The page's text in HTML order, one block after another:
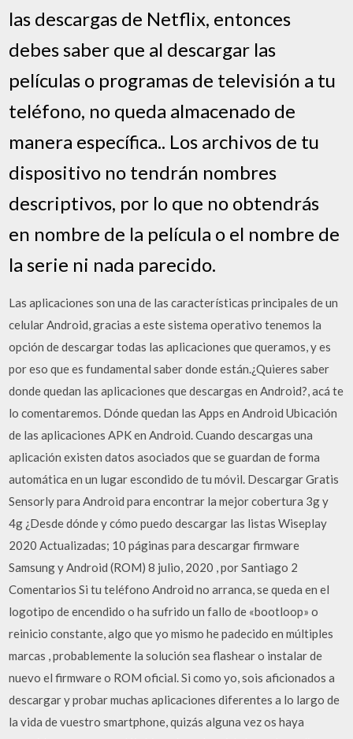
las descargas de Netflix, entonces
debes saber que al descargar las
películas o programas de televisión a tu
teléfono, no queda almacenado de
manera específica.. Los archivos de tu
dispositivo no tendrán nombres
descriptivos, por lo que no obtendrás
en nombre de la película o el nombre de
la serie ni nada parecido.
Las aplicaciones son una de las características principales de un
celular Android, gracias a este sistema operativo tenemos la
opción de descargar todas las aplicaciones que queramos, y es
por eso que es fundamental saber donde están.¿Quieres saber
donde quedan las aplicaciones que descargas en Android?, acá te
lo comentaremos. Dónde quedan las Apps en Android Ubicación
de las aplicaciones APK en Android. Cuando descargas una
aplicación existen datos asociados que se guardan de forma
automática en un lugar escondido de tu móvil. Descargar Gratis
Sensorly para Android para encontrar la mejor cobertura 3g y
4g ¿Desde dónde y cómo puedo descargar las listas Wiseplay
2020 Actualizadas; 10 páginas para descargar firmware
Samsung y Android (ROM) 8 julio, 2020 , por Santiago 2
Comentarios Si tu teléfono Android no arranca, se queda en el
logotipo de encendido o ha sufrido un fallo de «bootloop» o
reinicio constante, algo que yo mismo he padecido en múltiples
marcas , probablemente la solución sea flashear o instalar de
nuevo el firmware o ROM oficial. Si como yo, sois aficionados a
descargar y probar muchas aplicaciones diferentes a lo largo de
la vida de vuestro smartphone, quizás alguna vez os haya